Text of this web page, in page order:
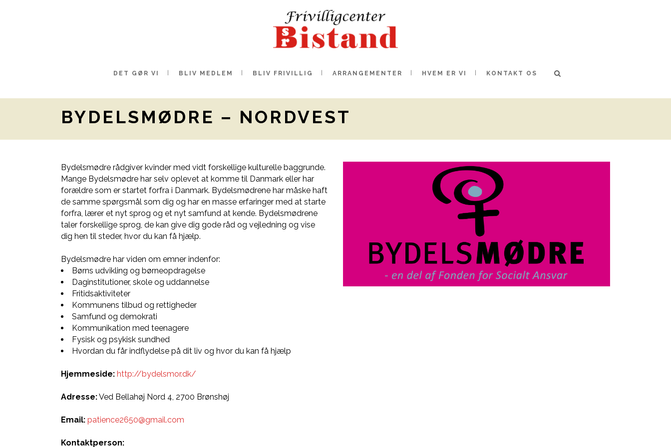
DET GØR VI BLIV MEDLEM BLIV FRIVILLIG ARRANGEMENTER HVEM ER VI KONTAKT OS
BYDELSMØDRE – NORDVEST
Bydelsmødre rådgiver kvinder med vidt forskellige kulturelle baggrunde.
Mange Bydelsmødre har selv oplevet at komme til Danmark eller har
forældre som er startet forfra i Danmark. Bydelsmødrene har måske haft
de samme spørgsmål som dig og har en masse erfaringer med at starte
forfra, lærer et nyt sprog og et nyt samfund at kende. Bydelsmødrene
taler forskellige sprog, de kan give dig gode råd og vejledning og vise
dig hen til steder, hvor du kan få hjælp.
Bydelsmødre har viden om emner indenfor:
Børns udvikling og børneopdragelse
Daginstitutioner, skole og uddannelse
Fritidsaktiviteter
Kommunens tilbud og rettigheder
Samfund og demokrati
Kommunikation med teenagere
Fysisk og psykisk sundhed
Hvordan du får indflydelse på dit liv og hvor du kan få hjælp
Hjemmeside: http://bydelsmor.dk/
Adresse:Ved Bellahøj Nord 4, 2700 Brønshøj
Email: patience2650@gmail.com
Kontaktperson: